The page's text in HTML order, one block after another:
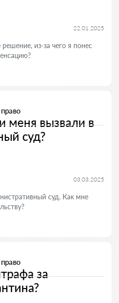
22.01.2025
из-за чего я понес
меня вызвали в
суд?
03.03.2025
суд. Как мне
за